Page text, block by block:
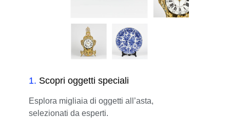
1. Scopri oggetti speciali
Esplora migliaia di oggetti all’asta,
selezionati da esperti.